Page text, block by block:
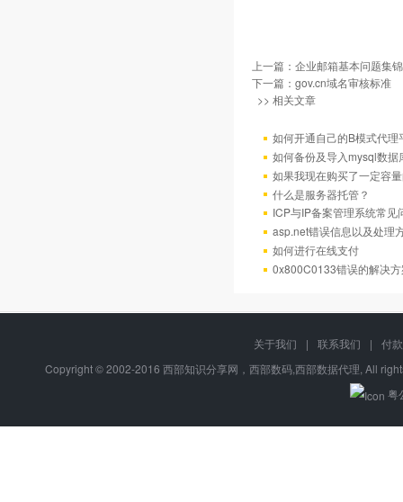
上一篇： 企业邮箱基本问题集锦
下一篇： gov.cn域名审核标准
>> 相关文章
如何开通自己的B模式代理
如何备份及导入mysql数据
如果我现在购买了一定容
什么是服务器托管？
ICP与IP备案管理系统常见
asp.net错误信息以及处理
如何进行在线支付
0x800C0133错误的解决
关于我们 | 联系我们 |
付
Copyright © 2002-2016 西部知识分享网，西部数码,西部数据代理, All
粤